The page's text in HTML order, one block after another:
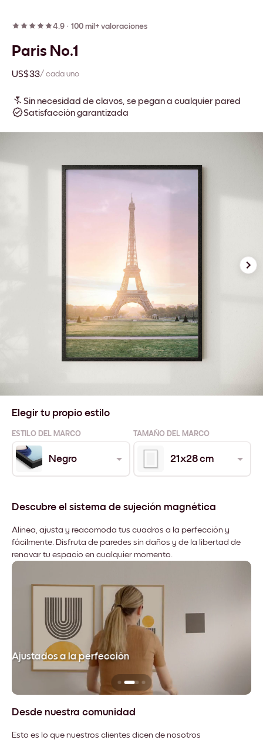
4.9 · 100 mil+ valoraciones
Paris No.1
US$33/ cada uno
Sin necesidad de clavos, se pegan a cualquier pared
Satisfacción garantizada
Elegir tu propio estilo
ESTILO DEL MARCO TAMAÑO DEL MARCO
Negro 21x28 cm
Descubre el sistema de sujeción magnética
Alinea, ajusta y reacomoda tus cuadros a la perfección y
fácilmente. Disfruta de paredes sin daños y de la libertad de
renovar tu espacio en cualquier momento.
Ajustados a la perfección
Desde nuestra comunidad
Esto es lo que nuestros clientes dicen de nosotros